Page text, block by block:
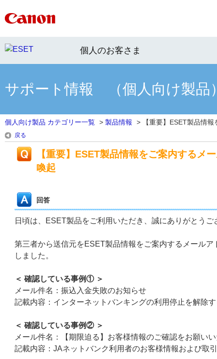
個人のお客さま
サポート情報 （個人向け製品
個人向け製品 カテゴリー一覧 > 製品情報 > 【重要】ESET製品情
戻る
【重要】ESET製品情報をご案内するメ
喚起
回答
日頃は、ESET製品をご利用いただき、誠にありがとうご
第三者から送信元をESET製品情報をご案内するメール
しました。
＜ 確認している事例① ＞
メール件名：振込入金失敗のお知らせ
記載内容：インターネットバンキングの利用停止を解除
＜ 確認している事例② ＞
メール件名：【期限迫る】お客様情報のご確認をお願い
記載内容：JAネットバンク利用者のお客様情報および取